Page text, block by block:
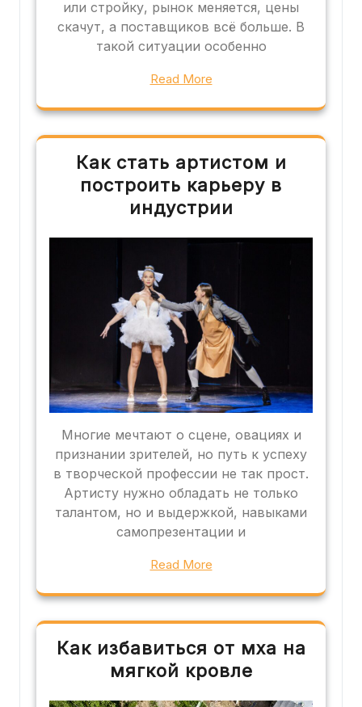
или стройку, рынок меняется, цены
скачут, а поставщиков всё больше. В
такой ситуации особенно
Read More
Как стать артистом и
построить карьеру в
индустрии
Многие мечтают о сцене, овациях и
признании зрителей, но путь к успеху
в творческой профессии не так прост.
Артисту нужно обладать не только
талантом, но и выдержкой, навыками
самопрезентации и
Read More
Как избавиться от мха на
мягкой кровле